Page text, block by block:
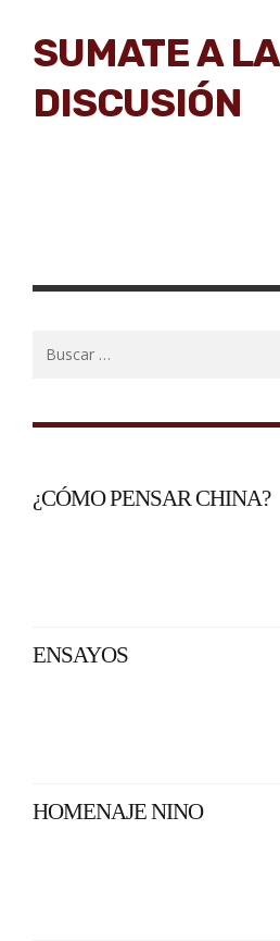
SUMATE A LA
DISCUSIÓN
¿CÓMO PENSAR CHINA?
ENSAYOS
HOMENAJE NINO